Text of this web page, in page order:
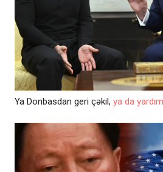
Ya Donbasdan geri çəkil, ya da